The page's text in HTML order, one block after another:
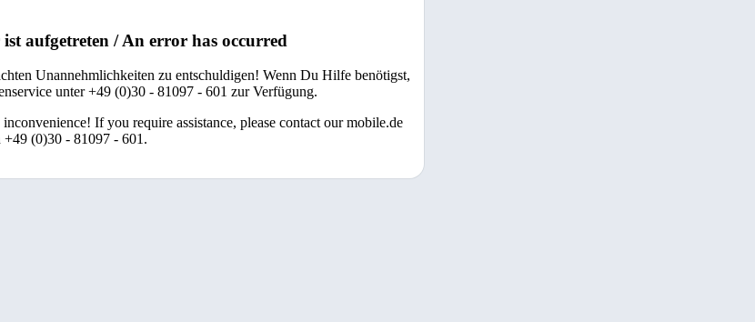
aufgetreten / An error has occurred
Unannehmlichkeiten zu entschuldigen! Wenn Du Hilfe benötigst,
unter +49 (0)30 - 81097 - 601 zur Verfügung.
If you require assistance, please contact our mobile.de
+49 (0)30 - 81097 - 601.